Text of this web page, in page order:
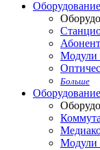
Модули
Больше
Модули